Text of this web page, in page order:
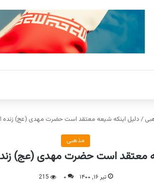
/ دلیل اینکه شیعه معتقد است حضرت مهدی (عج)
مذهبی
معتقد است حضرت مهدی (عج)
تیر ۱۶, ۱۴۰۰ ۰ 215